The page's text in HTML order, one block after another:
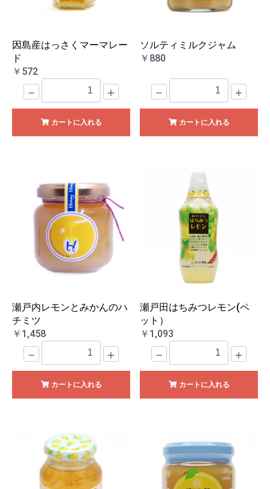
因島産はっさくマーマレー
ド
￥572
－ ＋
カートに入れる
ソルティミルクジャム
￥880
－ ＋
カートに入れる
瀬戸内レモンとみかんのハ
チミツ
￥1,458
－ ＋
カートに入れる
瀬戸田はちみつレモン(ペ
ット）
￥1,093
－ ＋
カートに入れる